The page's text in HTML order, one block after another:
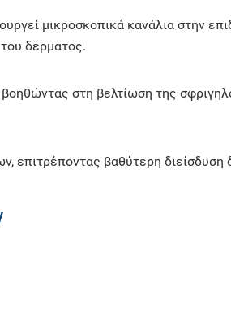
μικροσκοπικά κανάλια στην
δέρματος.
στη βελτίωση της
επιτρέποντας βαθύτερη διείσδυση